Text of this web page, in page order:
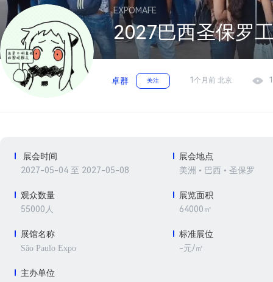
EXPOMAFE
2027巴西圣保罗
卓群 关注 1个月前 北京
展会时间
2027-05-04 至 2027-05-08
展会地点
美洲 • 巴西 • 圣保罗
观众数量
55000人
展览面积
64000㎡
展馆名称
São Paulo Expo
标准展位
-元/㎡
主办单位